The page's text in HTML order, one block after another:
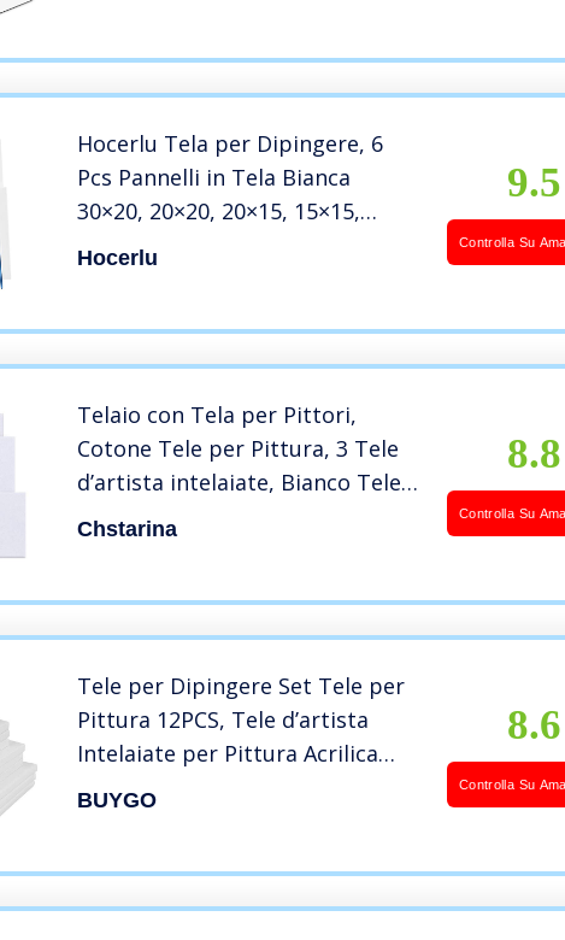
Hocerlu Tela per Dipingere, 6
Pcs Pannelli in Tela Bianca
30×20, 20×20, 20×15, 15×15,
15×10, 10x10cm, 100% Cotone
Hocerlu
9.5
Controlla Su
Telaio con Tela per Pittori,
Cotone Tele per Pittura, 3 Tele
d’artista intelaiate, Bianco Tele
per Dipingere, Tele per
Chstarina
8.8
Controlla Su
Tele per Dipingere Set Tele per
Pittura 12PCS, Tele d’artista
Intelaiate per Pittura Acrilica
Olio 4 Taglie Set Tele Dipingere
BUYGO
8.6
Controlla Su